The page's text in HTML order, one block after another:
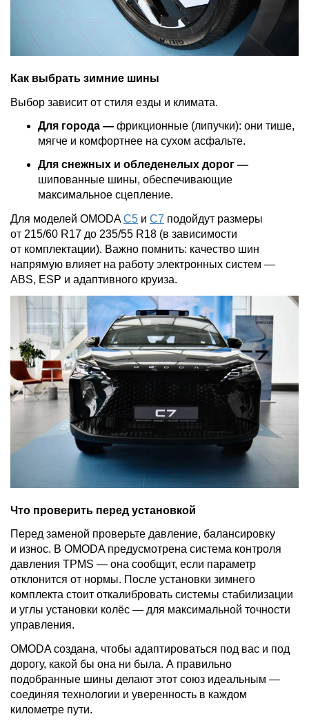
Как выбрать зимние шины
Выбор зависит от стиля езды и климата.
Для города — фрикционные (липучки): они тише,
мягче и комфортнее на сухом асфальте.
Для снежных и обледенелых дорог —
шипованные шины, обеспечивающие
максимальное сцепление.
Для моделей OMODAC5 и C7 подойдут размеры
от 215/60 R17 до 235/55 R18 (в зависимости
от комплектации). Важно помнить: качество шин
напрямую влияет на работу электронных систем —
ABS, ESP и адаптивного круиза.
Что проверить перед установкой
Перед заменой проверьте давление, балансировку
и износ. В OMODA предусмотрена система контроля
давления TPMS — она сообщит, если параметр
отклонится от нормы. После установки зимнего
комплекта стоит откалибровать системы стабилизации
и углы установки колёс — для максимальной точности
управления.
OMODA создана, чтобы адаптироваться под вас и под
дорогу, какой бы она ни была. А правильно
подобранные шины делают этот союз идеальным —
соединяя технологии и уверенность в каждом
километре пути.